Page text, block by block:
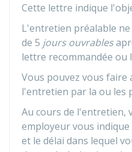
Cette lettre indique
L'entretien préalable
de 5 jours ouvrables
lettre recommandée ou
Vous pouvez vous faire
l'entretien par la ou les
Au cours de l'entretien,
employeur vous
et le délai dans lequel